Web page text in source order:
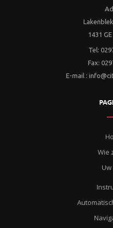
1431
Tel:
Fax:
E-mail :
Wie